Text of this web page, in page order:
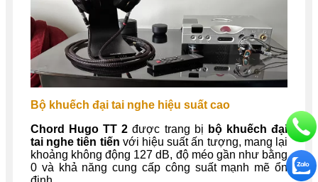
Bộ khuếch đại tai nghe hiệu suất cao
Chord Hugo TT 2 được trang bị bộ khuếch đại
tai nghe tiên tiến với hiệu suất ấn tượng, mang lại
khoảng không động 127 dB, độ méo gần như bằng
0 và khả năng cung cấp công suất mạnh mẽ ổn